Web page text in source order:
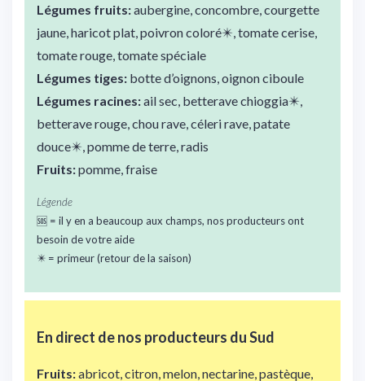
Légumes fruits:aubergine, concombre, courgette
jaune, haricot plat, poivron coloré✴️, tomate cerise,
tomate rouge, tomate spéciale
Légumes tiges: botte d’oignons, oignon ciboule
Légumes racines:ail sec, betterave chioggia✴️,
betterave rouge, chou rave, céleri rave, patate
douce✴️, pomme de terre, radis
Fruits:pomme, fraise
Légende
🆘 = il y en a beaucoup aux champs, nos producteurs ont
besoin de votre aide
✴️ = primeur (retour de la saison)
En direct de nos producteurs du Sud
Fruits:abricot, citron, melon, nectarine, pastèque,